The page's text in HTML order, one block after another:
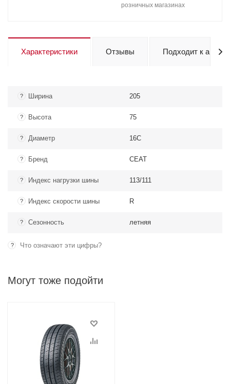
розничных магазинах
Характеристики Отзывы Подходит к авто
? Ширина 205
? Высота 75
? Диаметр 16C
? Бренд CEAT
? Индекс нагрузки шины 113/111
? Индекс скорости шины R
? Сезонность летняя
? Что означают эти цифры?
Могут тоже подойти